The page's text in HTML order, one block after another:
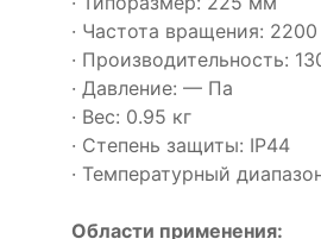
· Частота вращения:
· Производительность:
· Давление: — Па
· Вес: 0.95 кг
· Степень защиты: IP44
· Температурный
Области применения: